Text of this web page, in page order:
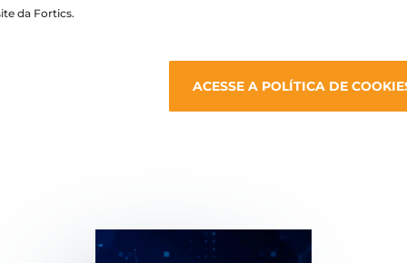
da Fortics.
ACESSE A POLÍTICA DE